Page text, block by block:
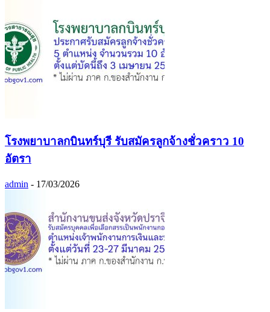
โรงพยาบาลกบินทร์บุรี รับสมัครลูกจ้างชั่วคราว 10
อัตรา
admin - 17/03/2026